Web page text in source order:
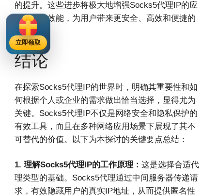
的提升。这些进步将极大地增强Socks5代理IP的应
用范围和效能，为用户带来更安全、高效和便捷的
网络体验。
结论
在探索Socks5代理IP的世界时，明确其重要性和如
何根据个人或企业的需求做出恰当选择，显得尤为
关键。Socks5代理IP不仅是网络安全和隐私保护的
有效工具，而且在多种网络应用场景下展现了其不
可替代的价值。以下为本探讨的关键要点总结：
1. 理解Socks5代理IP的工作原理： 这是选择合适代
理类型的基础。Socks5代理通过中间服务器传递请
求，有效隐藏用户的真实IP地址，从而提供匿名性
立即领取